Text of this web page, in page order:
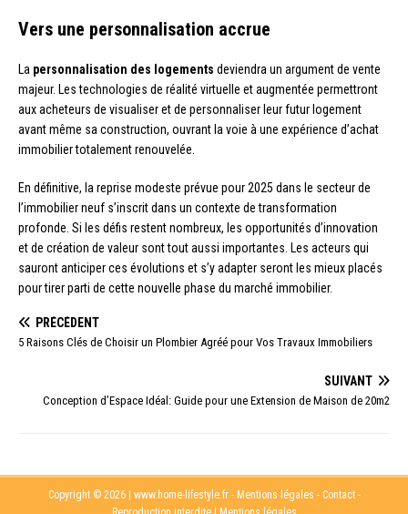
Vers une personnalisation accrue
La personnalisation des logements deviendra un argument de vente
majeur. Les technologies de réalité virtuelle et augmentée permettront
aux acheteurs de visualiser et de personnaliser leur futur logement
avant même sa construction, ouvrant la voie à une expérience d’achat
immobilier totalement renouvelée.
En définitive, la reprise modeste prévue pour 2025 dans le secteur de
l’immobilier neuf s’inscrit dans un contexte de transformation
profonde. Si les défis restent nombreux, les opportunités d’innovation
et de création de valeur sont tout aussi importantes. Les acteurs qui
sauront anticiper ces évolutions et s’y adapter seront les mieux placés
pour tirer parti de cette nouvelle phase du marché immobilier.
PRÉCÉDENT
5 Raisons Clés de Choisir un Plombier Agréé pour Vos Travaux Immobiliers
SUIVANT
Conception d’Espace Idéal: Guide pour une Extension de Maison de 20m2
Copyright © 2026 | www.home-lifestyle.fr - Mentions légales - Contact -